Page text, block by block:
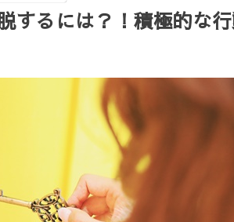
するには？！積極的な